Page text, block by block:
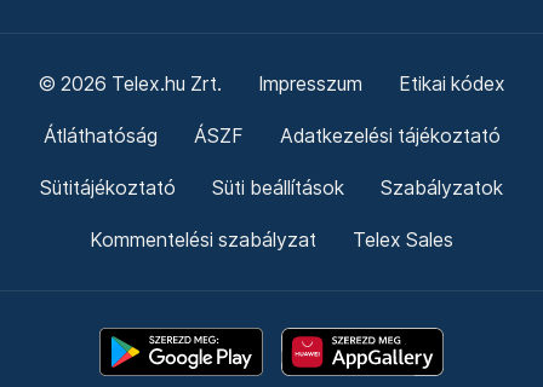
© 2026 Telex.hu Zrt. Impresszum Etikai kódex
Átláthatóság ÁSZF Adatkezelési tájékoztató
Sütitájékoztató Süti beállítások Szabályzatok
Kommentelési szabályzat Telex Sales